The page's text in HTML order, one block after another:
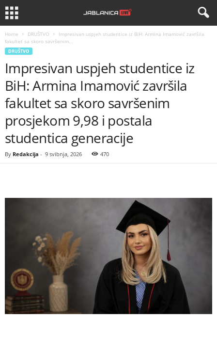
Home DRUŠTVO
Impresivan uspjeh studentice iz BiH: Armina Imamović završila
fakultet sa skoro savršenim...
DRUŠTVO
Impresivan uspjeh studentice iz
BiH: Armina Imamović završila
fakultet sa skoro savršenim
prosjekom 9,98 i postala
studentica generacije
By Redakcija - 9 svibnja, 2026 470